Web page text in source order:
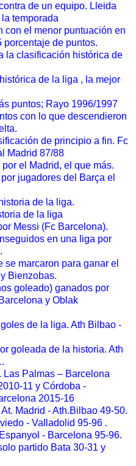
de un equipo. Lleida
temporada
con el menor puntuación en
porcentaje de puntos.
la clasificación histórica de
de la liga , la mejor
puntos; Rayo 1996/1997
con lo que descendieron
de principio a fin. Fc
Madrid 87/88
el Madrid, el que más.
jugadores del Barça el
de la liga.
de la liga
Messi (Fc Barcelona).
en una liga por
marcaron para ganar el
Bienzobas.
goleado) ganados por
y Oblak
de la liga. Ath Bilbao -
goleada de la historia. Ath
Las Palmas – Barcelona
11 y Córdoba -
2015-16
Madrid - Ath.Bilbao 49-50.
- Valladolid 95-96 .
- Barcelona 95-96.
partido Bata 30-31 y